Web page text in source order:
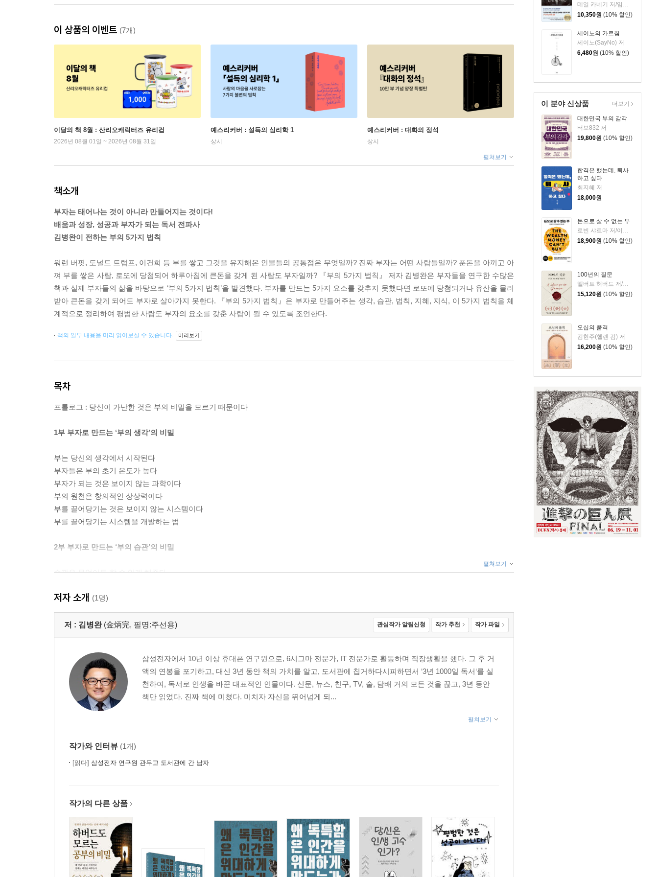
데일 카네기 저/임상훈 역
10,350원 (10% 할인)
세이노의 가르침
세이노(SayNo) 저
6,480원 (10% 할인)
이 분야 신상품
대한민국 부의 감각
터보832 저
19,800원 (10% 할인)
합격은 했는데, 퇴사
하고 싶다
최지혜 저
18,000원
돈으로 살 수 없는 부
18,900원 (10% 할인)
100년의 질문
엘버트 허버드 저/충희 편
15,120원 (10% 할인)
오십의 품격
김현주(헬렌 김) 저
16,200원 (10% 할인)
더보기
이 상품의 이벤트 (7개)
이달의 책 8월 : 산리오캐릭터즈 유리컵
2026년 08월 01일 ~ 2026년 08월 31일
예스리커버 : 설득의 심리학 1
상시
예스리커버 : 대화의 정석
상시
펼쳐보기
책소개
부자는 태어나는 것이 아니라 만들어지는 것이다!
배움과 성장, 성공과 부자가 되는 독서 전파사
김병완이 전하는 부의 5가지 법칙
워런 버핏, 도널드 트럼프, 이건희 등 부를 쌓고 그것을 유지해온 인물들의 공통점은 무엇일까? 진짜 부자는 어떤 사람들일까? 푼돈을 아끼고 아
껴 부를 쌓은 사람, 로또에 당첨되어 하루아침에 큰돈을 갖게 된 사람도 부자일까? 『부의 5가지 법칙』 저자 김병완은 부자들을 연구한 수많은
책과 실제 부자들의 삶을 바탕으로 ‘부의 5가지 법칙’을 발견했다. 부자를 만드는 5가지 요소를 갖추지 못했다면 로또에 당첨되거나 유산을 물려
받아 큰돈을 갖게 되어도 부자로 살아가지 못한다. 『부의 5가지 법칙』은 부자로 만들어주는 생각, 습관, 법칙, 지혜, 지식, 이 5가지 법칙을 체
계적으로 정리하여 평범한 사람도 부자의 요소를 갖춘 사람이 될 수 있도록 조언한다.
책의 일부 내용을 미리 읽어보실 수 있습니다. 미리보기
목차
프롤로그 : 당신이 가난한 것은 부의 비밀을 모르기 때문이다
1부 부자로 만드는 ‘부의 생각’의 비밀
부는 당신의 생각에서 시작된다
부자들은 부의 초기 온도가 높다
부자가 되는 것은 보이지 않는 과학이다
부의 원천은 창의적인 상상력이다
부를 끌어당기는 것은 보이지 않는 시스템이다
부를 끌어당기는 시스템을 개발하는 법
2부 부자로 만드는 ‘부의 습관’의 비밀
습관은 무엇이든 할 수 있게 해준다
부자와 빈자의 숨길 수 없는 차이는 습관에 있다
습관은 절대 당신을 배신하지 않는다
부자로 만들어주는 습관을 길러라
3부 부자로 만드는 ‘부의 법칙’의 비밀
부자들은 모두 무엇인가에 미쳤다_‘불광불급’의 법칙
부자들은 모두 크게 생각한다_‘씽크 빅’의 법칙
부자들은 모두 꿈과 목표가 있다_‘꿈과 목표’의 법칙
부자들은 모두 원칙과 정도를 가지고 있다_‘원칙과 정도’의 법칙
부자를 만들어주는 첫번째 지혜_부자와 어울려라
부자를 만들어주는 세번째 지혜_남이 정해준 길을 무시하라
부자를 만들어주는 네번째 지혜_뇌를 강화하여 잘 활용하라
부자를 만들어주는 다섯번째 지혜_없어지지 않는 재산을 모아라
부자를 만들어주는 여섯번째 지혜_소유에 집착하지 않는다
펼쳐보기
저자 소개 (1명)
저 : 김병완 (金炳完, 필명:주선용) 관심작가 알림신청 작가 추천 작가 파일
삼성전자에서 10년 이상 휴대폰 연구원으로, 6시그마 전문가, IT 전문가로 활동하며 직장생활을 했다. 그 후 거
액의 연봉을 포기하고, 대신 3년 동안 책의 가치를 알고, 도서관에 칩거하다시피하면서 ‘3년 1000일 독서‘를 실
천하여, 독서로 인생을 바꾼 대표적인 인물이다. 신문, 뉴스, 친구, TV, 술, 담배 거의 모든 것을 끊고, 3년 동안
책만 읽었다. 진짜 책에 미쳤다. 미치자 자신을 뛰어넘게 되...
펼쳐보기
작가와 인터뷰 (1개)
[읽다] 삼성전자 연구원 관두고 도서관에 간 남자
작가의 다른 상품